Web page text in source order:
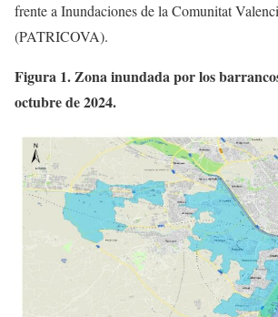
frente a Inundaciones de la Comunitat
(PATRICOVA).
Figura 1. Zona inundada por los
octubre de 2024.